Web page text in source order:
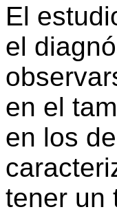
El
el
en el
en los
tener un